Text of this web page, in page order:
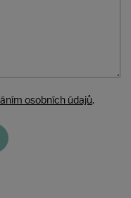
osobních údajů.